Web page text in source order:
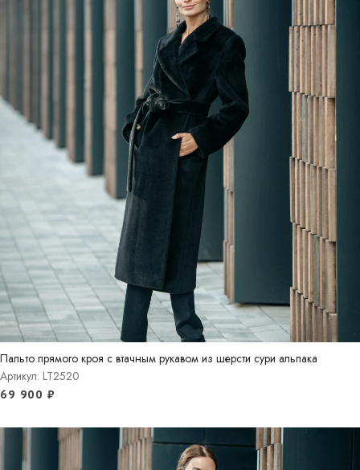
Пальто прямого кроя с втачным рукавом из шерсти сури альпака
Артикул: LT2520
69 900 ₽